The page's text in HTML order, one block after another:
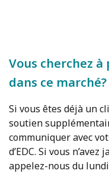
Vous cherchez à
dans ce marché?
Si vous êtes déjà un
soutien
communiquer avec
d’EDC. Si vous
appelez-nous du lundi